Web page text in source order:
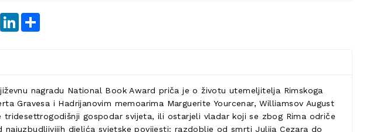
PinterestLinkedIn
nagradu National Book Award priča je o životu utemeljitelja Rimskoga
Gravesa i Hadrijanovim memoarima Marguerite Yourcenar, Williamsov August
gospodar svijeta, ili ostarjeli vladar koji se zbog Rima odriče
djelića svjetske povijesti: razdoblje od smrti Julija Cezara do